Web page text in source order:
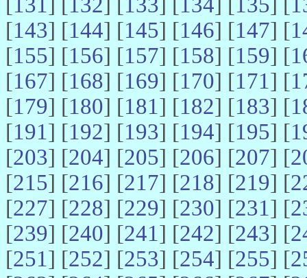
[143] [144] [145] [146] [147] [
[155] [156] [157] [158] [159] [
[167] [168] [169] [170] [171] [
[179] [180] [181] [182] [183] [
[191] [192] [193] [194] [195] [
[203] [204] [205] [206] [207] [
[215] [216] [217] [218] [219] [
[227] [228] [229] [230] [231] [
[239] [240] [241] [242] [243] [
[251] [252] [253] [254] [255] [